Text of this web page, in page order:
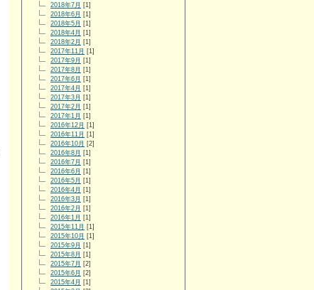
2018年7月 [1]
2018年6月 [1]
2018年5月 [1]
2018年4月 [1]
2018年2月 [1]
2017年11月 [1]
2017年9月 [1]
2017年8月 [1]
2017年6月 [1]
2017年4月 [1]
2017年3月 [1]
2017年2月 [1]
2017年1月 [1]
2016年12月 [1]
2016年11月 [1]
2016年10月 [2]
2016年8月 [1]
2016年7月 [1]
2016年6月 [1]
2016年5月 [1]
2016年4月 [1]
2016年3月 [1]
2016年2月 [1]
2016年1月 [1]
2015年11月 [1]
2015年10月 [1]
2015年9月 [1]
2015年8月 [1]
2015年7月 [2]
2015年6月 [2]
2015年4月 [1]